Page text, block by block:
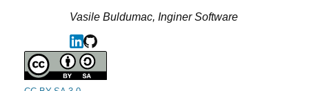
Vasile Buldumac, Inginer Software